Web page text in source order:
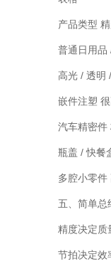
产品类型
普通日用品
高光 / 透明
嵌件注塑
汽车精密件
瓶盖 / 快餐
多腔小零件
五、简单总
精度决定质
节拍决定效